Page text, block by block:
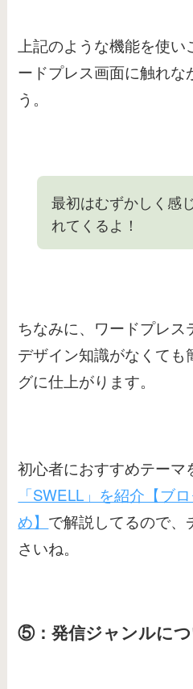
上記のような機能を使い
ードプレス画面に触れな
う。
最初はむずかしく感
れてくるよ！
ちなみに、ワードプレス
デザイン知識がなくても
グに仕上がります。
初心者におすすめテーマ
「SWELL」を紹介【ブ
め】 で解説してるので
さいね。
⑤：発信ジャンルに